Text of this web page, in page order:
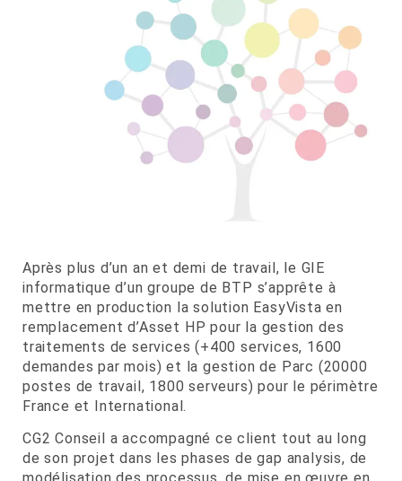
Après plus d’un an et demi de travail, le GIE
informatique d’un groupe de BTP s’apprête à
mettre en production la solution EasyVista en
remplacement d’Asset HP pour la gestion des
traitements de services (+400 services, 1600
demandes par mois) et la gestion de Parc (20000
postes de travail, 1800 serveurs) pour le périmètre
France et International.
CG2 Conseil a accompagné ce client tout au long
de son projet dans les phases de gap analysis, de